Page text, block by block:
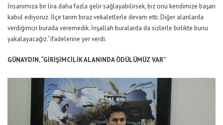
İnsanımıza bir lira daha fazla gelir sağlayabilirsek, biz onu kendimize başarı
kabul ediyoruz. İlçe tarım biraz vekaletlerle devam etti. Diğer alanlarda
verdiğimizi burada veremedik. İnşallah buralarda da sizlerle birlikte bunu
yakalayacağız.”ifadelerine yer verdi.
GÜNAYDIN, “GİRİŞİMCİLİK ALANINDA ÖDÜLÜMÜZ VAR”